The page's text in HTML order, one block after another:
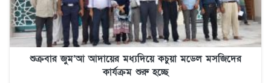
শুক্রবার জুম’আ আদায়ের মধ্যদিয়ে কচুয়া মডেল মসজিদের
কার্যক্রম শুরু হচ্ছে